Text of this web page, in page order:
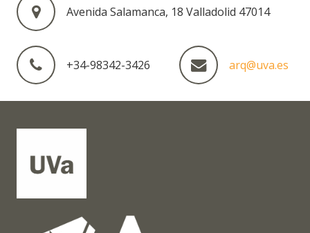
Avenida Salamanca, 18 Valladolid 47014
+34-98342-3426 arq@uva.es